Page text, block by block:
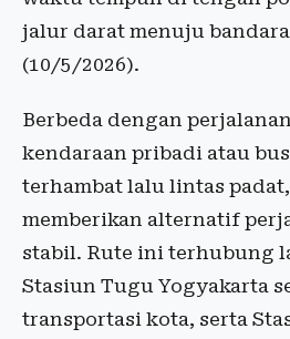
jalur darat menuju
(10/5/2026).
Berbeda dengan
kendaraan pribadi atau
terhambat lalu lintas
memberikan alternatif
stabil. Rute ini terhubung
Stasiun Tugu Yogyakarta
transportasi kota, serta